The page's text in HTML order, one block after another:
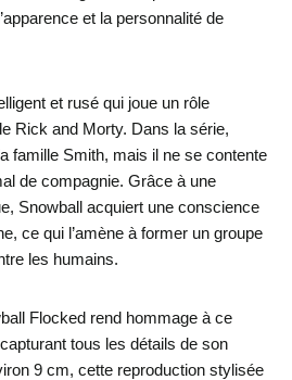
et la personnalité de
et rusé qui joue un rôle
Rick and Morty. Dans la série,
famille Smith, mais il ne se contente
de compagnie. Grâce à une
Snowball acquiert une conscience
ce qui l’amène à former un groupe
les humains.
Flocked rend hommage à ce
tous les détails de son
9 cm, cette reproduction stylisée